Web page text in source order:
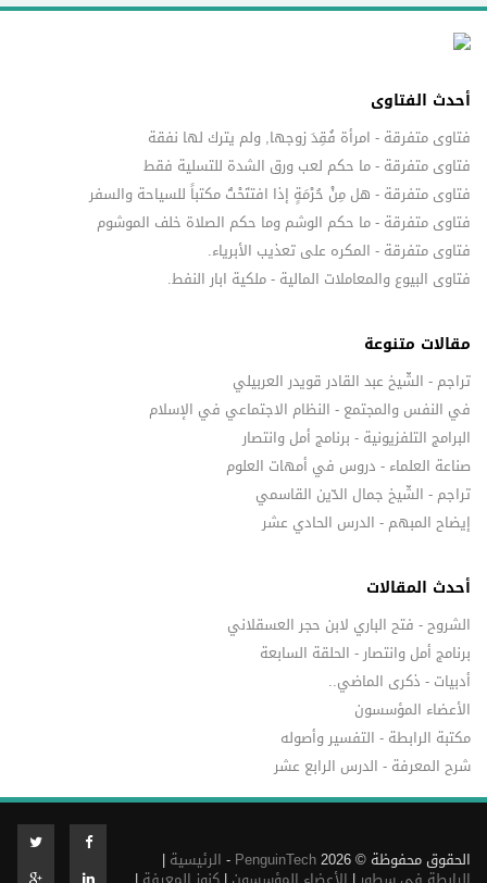
أحدث الفتاوى
فتاوى متفرقة - امرأة فُقِدَ زوجها, ولم يترك لها نفقة
فتاوى متفرقة - ما حكم لعب ورق الشدة للتسلية فقط
فتاوى متفرقة - هل مِنْ حُرْمَةٍ إذا افتتَحْتُ مكتباً للسياحة والسفر
فتاوى متفرقة - ما حكم الوشم وما حكم الصلاة خلف الموشوم
فتاوى متفرقة - المكره على تعذيب الأبرياء.
فتاوى البيوع والمعاملات المالية - ملكية ابار النفط.
مقالات متنوعة
تراجم - الشّيخ عبد القادر قويدر العربيلي
في النفس والمجتمع - النظام الاجتماعي في الإسلام
البرامج التلفزيونية - برنامج أمل وانتصار
صناعة العلماء - دروس في أمهات العلوم
تراجم - الشّيخ جمال الدّين القاسمي
إيضاح المبهم - الدرس الحادي عشر
أحدث المقالات
الشروح - فتح الباري لابن حجر العسقلاني
برنامج أمل وانتصار - الحلقة السابعة
أدبيات - ذكرى الماضي..
الأعضاء المؤسسون
مكتبة الرابطة - التفسير وأصوله
شرح المعرفة - الدرس الرابع عشر
الحقوق محفوظة © 2026 PenguinTech
- الرئيسية |